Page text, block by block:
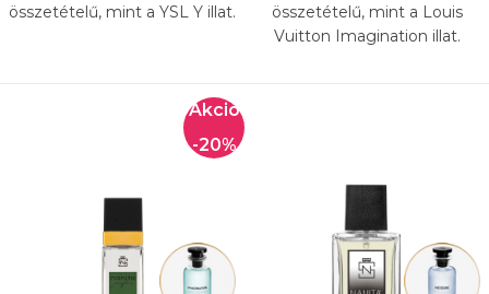
összetételű, mint a YSL Y illat.
összetételű, mint a Louis
Vuitton Imagination illat.
-20%